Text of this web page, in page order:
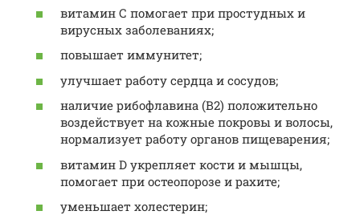
витамин С помогает при простудных и
вирусных заболеваниях;
повышает иммунитет;
улучшает работу сердца и сосудов;
наличие рибофлавина (В2) положительно
воздействует на кожные покровы и волосы,
нормализует работу органов пищеварения;
витамин D укрепляет кости и мышцы,
помогает при остеопорозе и рахите;
уменьшает холестерин;